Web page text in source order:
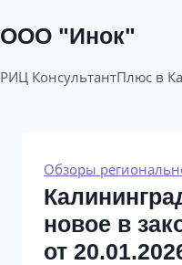
ООО "Инок"
РИЦ КонсультантПлюс в
Обзоры
новое в
от